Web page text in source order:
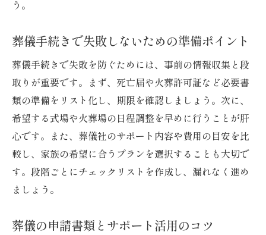
う。
葬儀手続きで失敗しないための準備ポイント
葬儀手続きで失敗を防ぐためには、事前の情報収集と段
取りが重要です。まず、死亡届や火葬許可証など必要書
類の準備をリスト化し、期限を確認しましょう。次に、
希望する式場や火葬場の日程調整を早めに行うことが肝
心です。また、葬儀社のサポート内容や費用の目安を比
較し、家族の希望に合うプランを選択することも大切で
す。段階ごとにチェックリストを作成し、漏れなく進め
ましょう。
葬儀の申請書類とサポート活用のコツ